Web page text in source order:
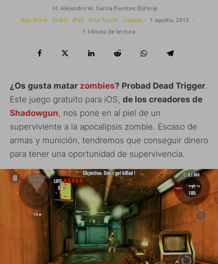
M. Alejandro W. García Fuentes (Esfera) ·
App Store
Gratis iPad iPod Touch Juegos · 1 agosto, 2012 ·
1 Minuto de lectura
¿Os gusta matar zombies? Probad Dead Trigger.
Este juego gratuito para iOS, de los creadores de
Shadowgun, nos pone en al piel de un
superviviente a la apocalipsis zombie. Escaso de
armas y munición, tendremos que conseguir dinero
para tener una oportunidad de supervivencia.